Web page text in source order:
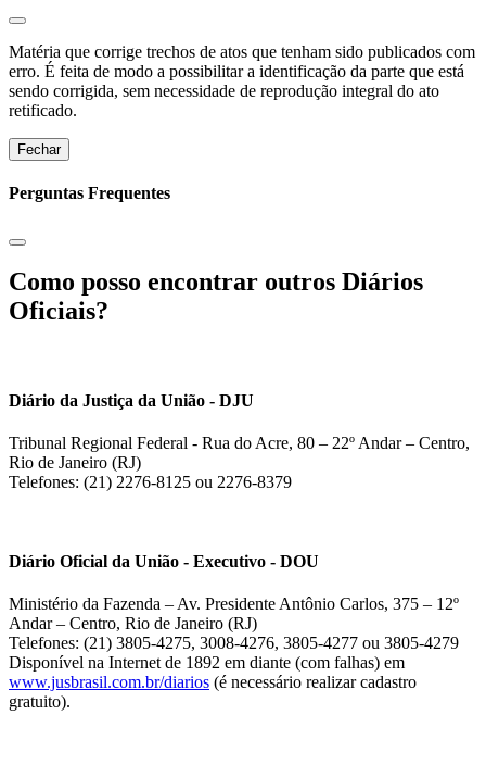
Matéria que corrige trechos de atos que tenham sido publicados com
erro. É feita de modo a possibilitar a identificação da parte que está
sendo corrigida, sem necessidade de reprodução integral do ato
retificado.
Fechar
Perguntas Frequentes
Como posso encontrar outros Diários
Oficiais?
Diário da Justiça da União - DJU
Tribunal Regional Federal - Rua do Acre, 80 – 22º Andar – Centro,
Rio de Janeiro (RJ)
Telefones: (21) 2276-8125 ou 2276-8379
Diário Oficial da União - Executivo - DOU
Ministério da Fazenda – Av. Presidente Antônio Carlos, 375 – 12º
Andar – Centro, Rio de Janeiro (RJ)
Telefones: (21) 3805-4275, 3008-4276, 3805-4277 ou 3805-4279
Disponível na Internet de 1892 em diante (com falhas) em
www.jusbrasil.com.br/diarios (é necessário realizar cadastro
gratuito).